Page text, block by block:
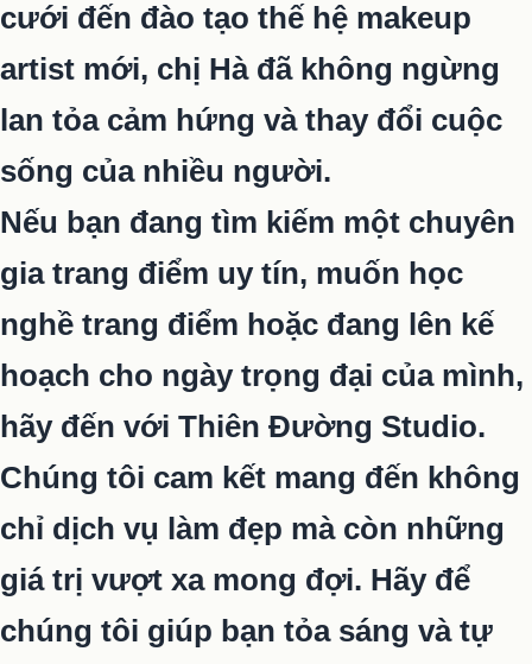
cưới đến đào tạo thế hệ makeup
artist mới, chị Hà đã không ngừng
lan tỏa cảm hứng và thay đổi cuộc
sống của nhiều người.
Nếu bạn đang tìm kiếm một chuyên
gia trang điểm uy tín, muốn học
nghề trang điểm hoặc đang lên kế
hoạch cho ngày trọng đại của mình,
hãy đến với Thiên Đường Studio.
Chúng tôi cam kết mang đến không
chỉ dịch vụ làm đẹp mà còn những
giá trị vượt xa mong đợi. Hãy để
chúng tôi giúp bạn tỏa sáng và tự